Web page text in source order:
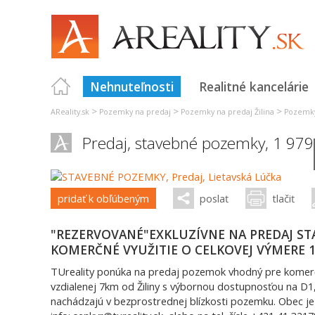
Nehnuteľnosti Realitné kancelárie
AReality.sk > Pozemky na predaj > Pozemky na predaj Žilina >
Predaj, stavebné pozemky, 1
pridať k obľúbeným poslať tlačiť
"REZERVOVANÉ"EXKLUZÍVNE NA PREDAJ
KOMERČNÉ VYUŽITIE O CELKOVEJ
TUreality ponúka na predaj pozemok vhodný pre
vzdialenej 7km od Žiliny s výbornou dostupnosťou na
nachádzajú v bezprostrednej blízkosti pozemku. Obec